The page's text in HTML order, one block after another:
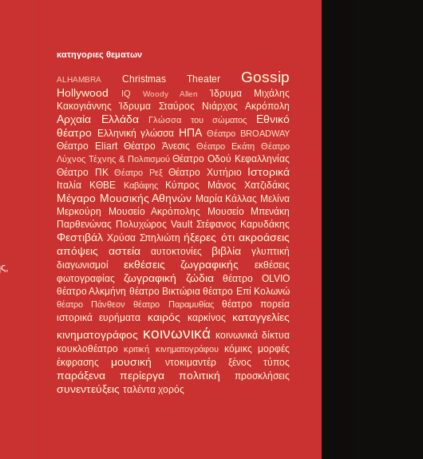
κατηγοριες θεματων
ALHAMBRA Christmas Theater Gossip
Hollywood IQ Woody Allen
Ίδρυμα Μιχάλης
Κακογιάννης
Ίδρυμα Σταύρος Νιάρχος Ακρόπολη
Αρχαία Ελλάδα Γλώσσα του σώματος
Εθνικό
θέατρο Ελληνική γλώσσα ΗΠΑ Θέατρο BROADWAY
Θέατρο Eliart Θέατρο Άνεσις Θέατρο Εκάτη
Θέατρο
Λύχνος Τέχνης & Πολιτισμού Θέατρο Οδού Κεφαλληνίας
Θέατρο ΠΚ
Θέατρο Ρεξ Θέατρο Χυτήριο Ιστορικά
Ιταλία ΚΘΒΕ Καβάφης Κύπρος Μάνος Χατζιδάκις
Μέγαρο Μουσικής Αθηνών Μαρία Κάλλας Μελίνα
Μερκούρη
Μουσείο Ακρόπολης
Μουσείο Μπενάκη
Παρθενώνας Πολυχώρος Vault Στέφανος Καρυδάκης
Φεστιβάλ Χρύσα Σπηλιώτη ήξερες ότι ακροάσεις
απόψεις
αστεία αυτοκτονίες βιβλία
γλυπτική
διαγωνισμοί
εκθέσεις ζωγραφικής
εκθέσεις
φωτογραφίας
ζωγραφική ζώδια
θέατρο OLVIO
θέατρο Αλκμήνη θέατρο Βικτώρια θέατρο Επί Κολωνώ
θέατρο Πάνθεον θέατρο Παραμυθίας
θέατρο πορεία
ιστορικά ευρήματα
καιρός καρκίνος
καταγγελίες
κινηματογράφος κοινωνικά κοινωνικά δίκτυα
κουκλοθέατρο
κριτική κινηματογράφου κόμικς μορφές
έκφρασης
μουσική ντοκιμαντέρ ξένος τύπος
παράξενα περίεργα πολιτική προσκλήσεις
συνεντεύξεις ταλέντα χορός